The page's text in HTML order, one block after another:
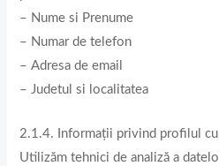
– Nume si Prenume
– Numar de telefon
– Adresa de email
– Judetul si localitatea
2.1.4. Informații privind profilul
Utilizăm tehnici de analiză a